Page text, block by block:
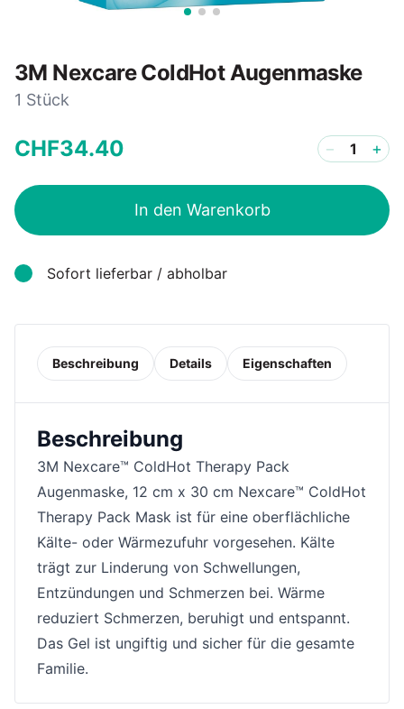
3M Nexcare ColdHot Augenmaske
1 Stück
CHF34.40 − +
In den Warenkorb
Sofort lieferbar / abholbar
Beschreibung Details Eigenschaften
Beschreibung
3M Nexcare™ ColdHot Therapy Pack
Augenmaske, 12 cm x 30 cm Nexcare™ ColdHot
Therapy Pack Mask ist für eine oberflächliche
Kälte- oder Wärmezufuhr vorgesehen. Kälte
trägt zur Linderung von Schwellungen,
Entzündungen und Schmerzen bei. Wärme
reduziert Schmerzen, beruhigt und entspannt.
Das Gel ist ungiftig und sicher für die gesamte
Familie.